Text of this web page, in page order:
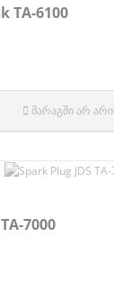
TA-6100
მარაგში არ
7000